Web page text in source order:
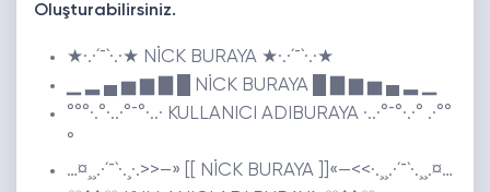
Oluşturabilirsiniz.
★·.·´¯`·.·★ NİCK BURAYA ★·.·´¯`·.·★
▁ ▂ ▄ ▅ ▆ ▇ █ NİCK BURAYA █ ▇ ▆ ▅ ▄ ▂ ▁
°°°·.°·..·°¯°·..· KULLANICI ADIBURAYA ·..·°¯°·.·° .·°°
°
…¤¸¸.·´¯`·.¸·.>>–» [[ NİCK BURAYA ]]«—<<·.¸¸.·´¯`·.¸¸.¤…